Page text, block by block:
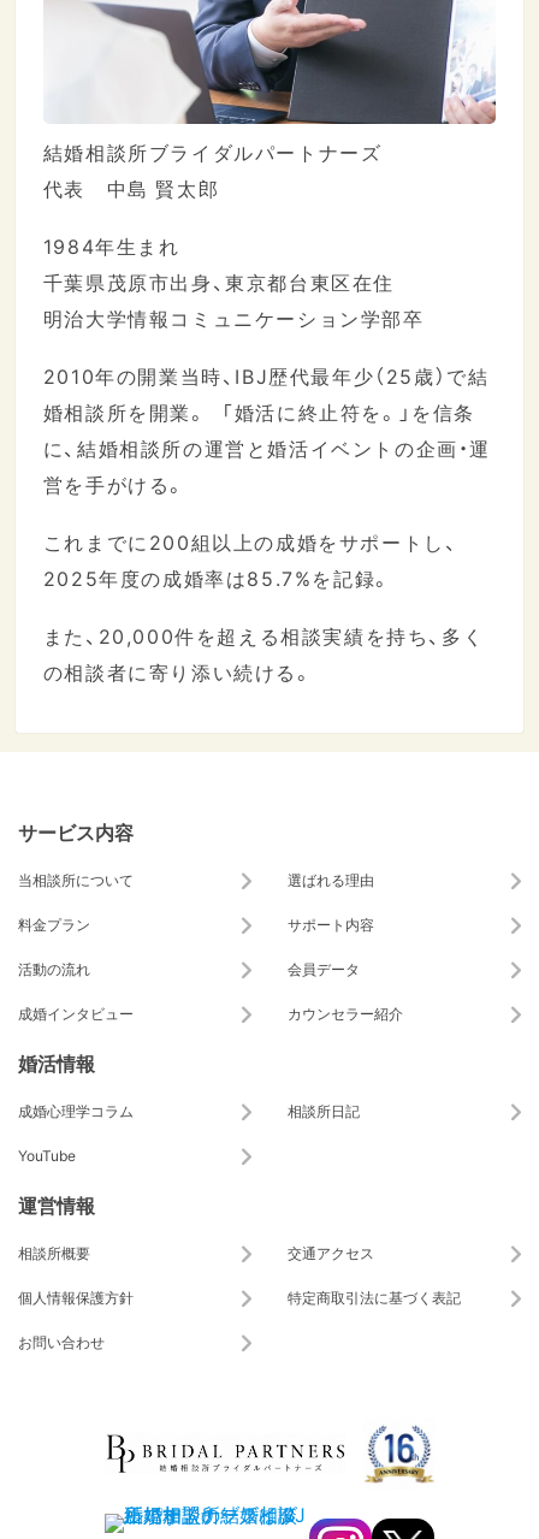
結婚相談所ブライダルパートナーズ
代表 中島 賢太郎
1984年生まれ
千葉県茂原市出身、東京都台東区在住
明治大学情報コミュニケーション学部卒
2010年の開業当時、IBJ歴代最年少（25歳）で結
婚相談所を開業。 「婚活に終止符を。」を信条
に、結婚相談所の運営と婚活イベントの企画・運
営を手がける。
これまでに200組以上の成婚をサポートし、
2025年度の成婚率は85.7%を記録。
また、20,000件を超える相談実績を持ち、多く
の相談者に寄り添い続ける。
サービス内容
当相談所について 選ばれる理由
料金プラン サポート内容
活動の流れ 会員データ
成婚インタビュー カウンセラー紹介
婚活情報
成婚心理学コラム 相談所日記
YouTube
運営情報
相談所概要 交通アクセス
個人情報保護方針 特定商取引法に基づく表記
お問い合わせ